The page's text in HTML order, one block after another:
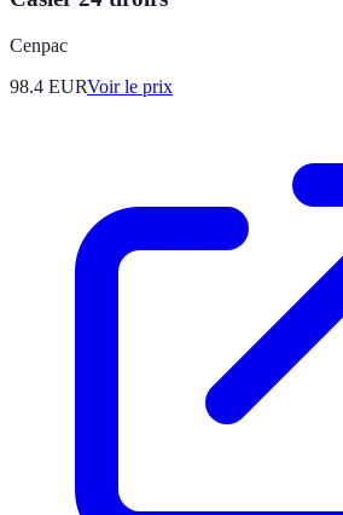
Cenpac
98.4 EURVoir le prix